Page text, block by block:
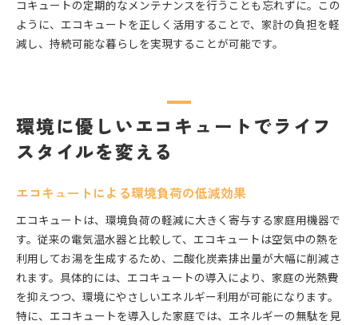
コキュートの定期的なメンテナンスを行うことも忘れずに。この
ように、エコキュートを正しく活用することで、家計の負担を軽
減し、持続可能な暮らしを実現することが可能です。
環境に優しいエコキュートでライフ
スタイルを変える
エコキュートによる環境負荷の低減効果
エコキュートは、環境負荷の軽減に大きく寄与する家庭用機器で
す。従来の電気温水器と比較して、エコキュートは空気中の熱を
利用してお湯を生成するため、二酸化炭素排出量が大幅に削減さ
れます。具体的には、エコキュートの導入により、家庭の光熱費
を抑えつつ、環境にやさしいエネルギー利用が可能になります。
特に、エコキュートを導入した家庭では、エネルギーの無駄を見